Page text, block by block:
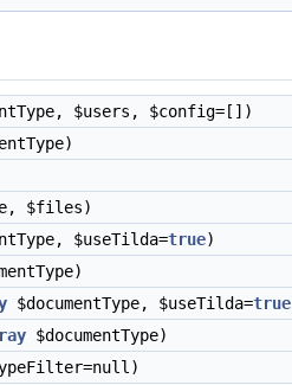
$users, $config=[])
$files)
$useTilda=true)
$documentType, $useTilda=true
$documentType)